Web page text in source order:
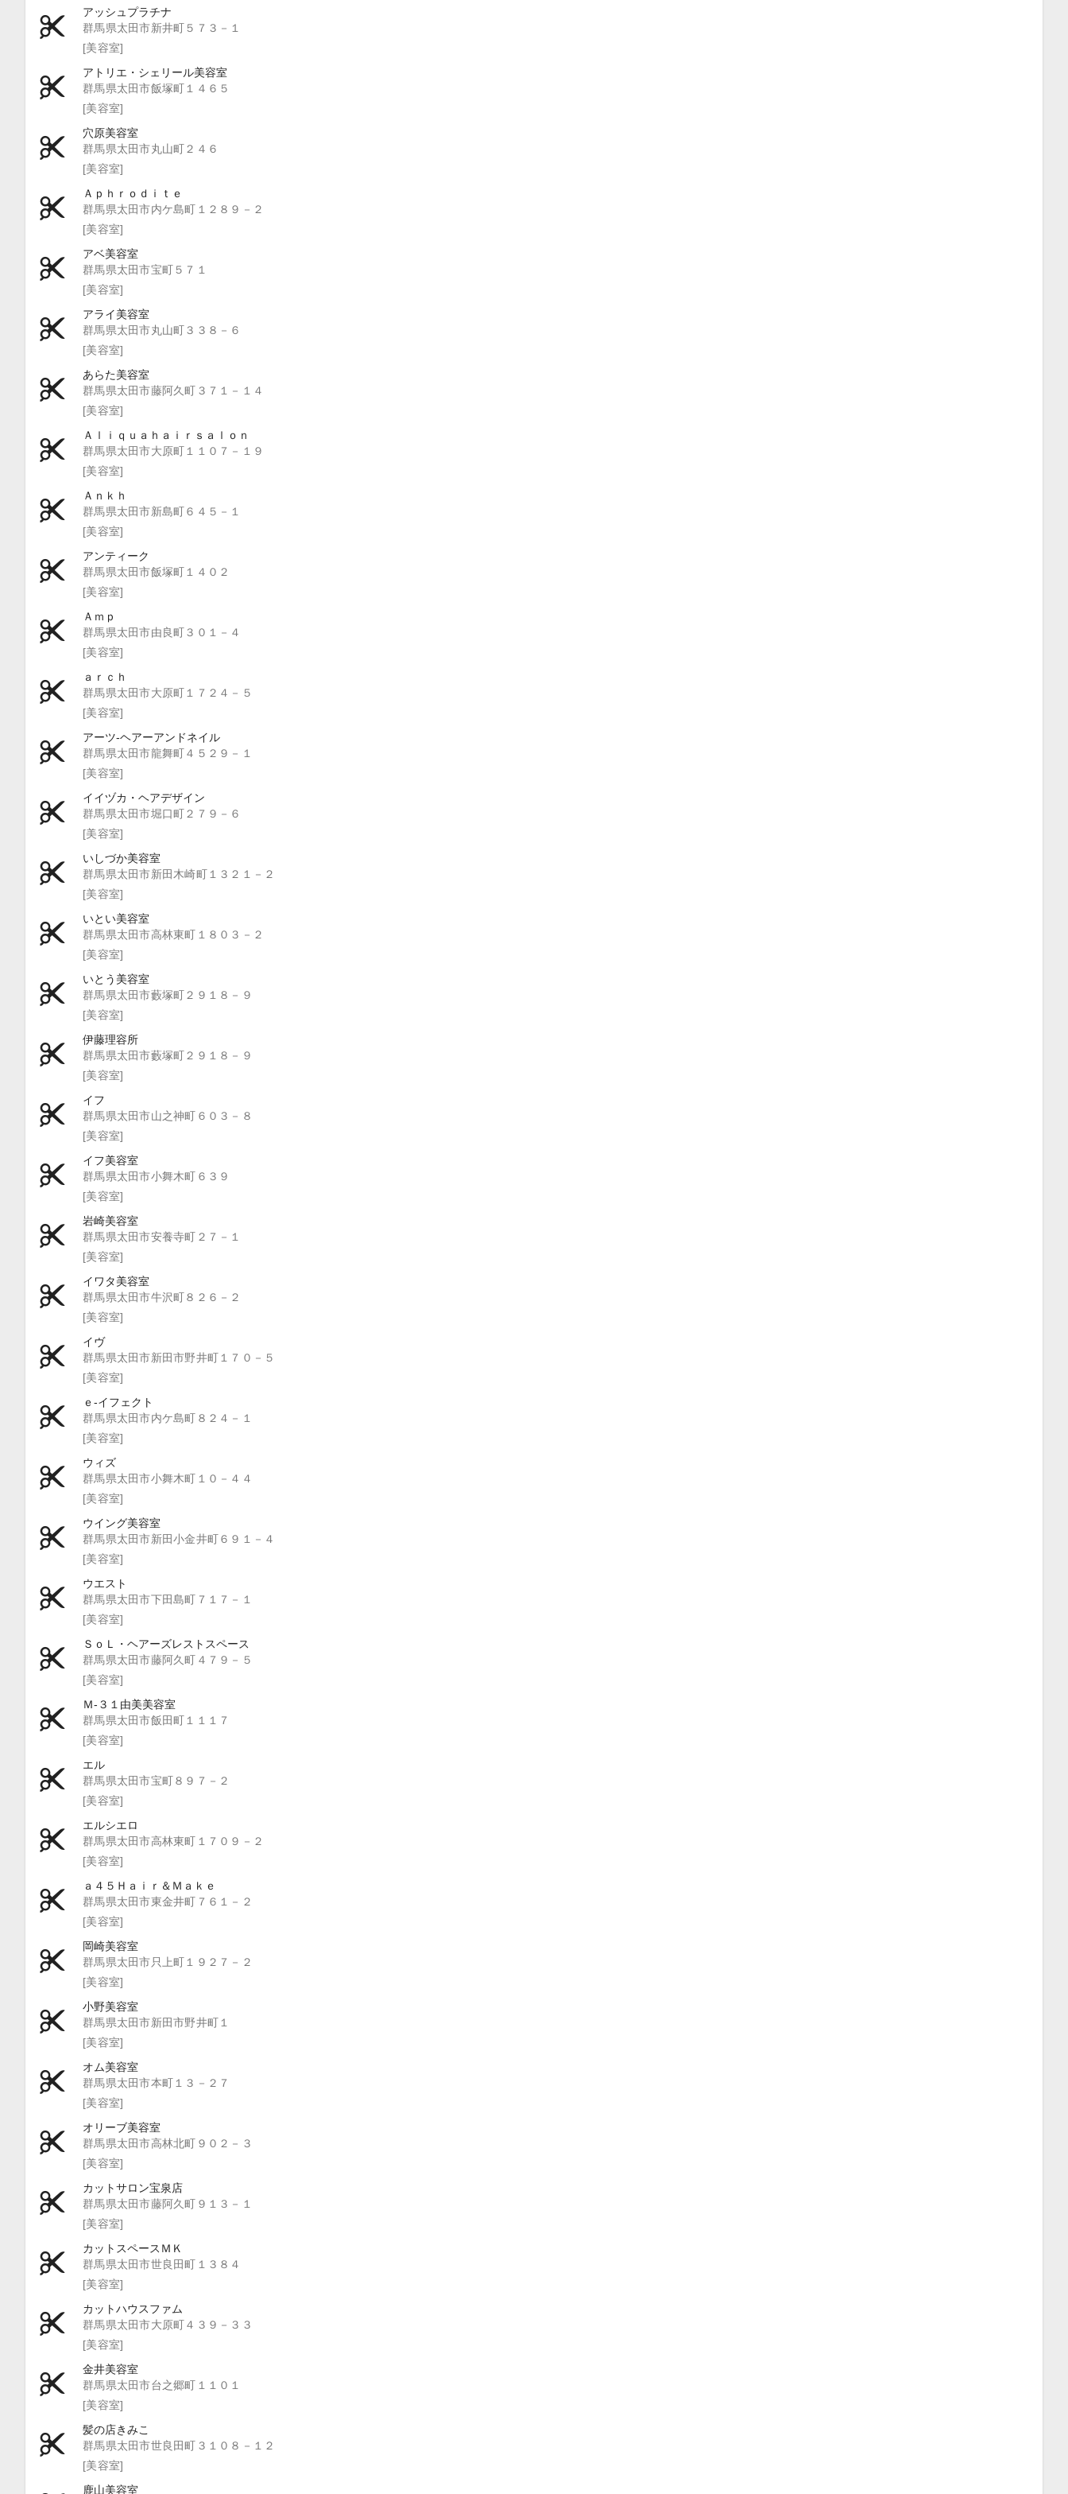
アッシュプラチナ
群馬県太田市新井町５７３－１
[美容室]
アトリエ・シェリール美容室
群馬県太田市飯塚町１４６５
[美容室]
穴原美容室
群馬県太田市丸山町２４６
[美容室]
Ａｐｈｒｏｄｉｔｅ
群馬県太田市内ケ島町１２８９－２
[美容室]
アベ美容室
群馬県太田市宝町５７１
[美容室]
アライ美容室
群馬県太田市丸山町３３８－６
[美容室]
あらた美容室
群馬県太田市藤阿久町３７１－１４
[美容室]
Ａｌｉｑｕａｈａｉｒｓａｌｏｎ
群馬県太田市大原町１１０７－１９
[美容室]
Ａｎｋｈ
群馬県太田市新島町６４５－１
[美容室]
アンティーク
群馬県太田市飯塚町１４０２
[美容室]
Ａｍｐ
群馬県太田市由良町３０１－４
[美容室]
ａｒｃｈ
群馬県太田市大原町１７２４－５
[美容室]
アーツ‐ヘアーアンドネイル
群馬県太田市龍舞町４５２９－１
[美容室]
イイヅカ・ヘアデザイン
群馬県太田市堀口町２７９－６
[美容室]
いしづか美容室
群馬県太田市新田木崎町１３２１－２
[美容室]
いとい美容室
群馬県太田市高林東町１８０３－２
[美容室]
いとう美容室
群馬県太田市藪塚町２９１８－９
[美容室]
伊藤理容所
群馬県太田市藪塚町２９１８－９
[美容室]
イフ
群馬県太田市山之神町６０３－８
[美容室]
イフ美容室
群馬県太田市小舞木町６３９
[美容室]
岩崎美容室
群馬県太田市安養寺町２７－１
[美容室]
イワタ美容室
群馬県太田市牛沢町８２６－２
[美容室]
イヴ
群馬県太田市新田市野井町１７０－５
[美容室]
ｅ‐イフェクト
群馬県太田市内ケ島町８２４－１
[美容室]
ウィズ
群馬県太田市小舞木町１０－４４
[美容室]
ウイング美容室
群馬県太田市新田小金井町６９１－４
[美容室]
ウエスト
群馬県太田市下田島町７１７－１
[美容室]
ＳｏＬ・ヘアーズレストスペース
群馬県太田市藤阿久町４７９－５
[美容室]
Ｍ‐３１由美美容室
群馬県太田市飯田町１１１７
[美容室]
エル
群馬県太田市宝町８９７－２
[美容室]
エルシエロ
群馬県太田市高林東町１７０９－２
[美容室]
ａ４５Ｈａｉｒ＆Ｍａｋｅ
群馬県太田市東金井町７６１－２
[美容室]
岡崎美容室
群馬県太田市只上町１９２７－２
[美容室]
小野美容室
群馬県太田市新田市野井町１
[美容室]
オム美容室
群馬県太田市本町１３－２７
[美容室]
オリーブ美容室
群馬県太田市高林北町９０２－３
[美容室]
カットサロン宝泉店
群馬県太田市藤阿久町９１３－１
[美容室]
カットスペースＭＫ
群馬県太田市世良田町１３８４
[美容室]
カットハウスファム
群馬県太田市大原町４３９－３３
[美容室]
金井美容室
群馬県太田市台之郷町１１０１
[美容室]
髪の店きみこ
群馬県太田市世良田町３１０８－１２
[美容室]
鹿山美容室